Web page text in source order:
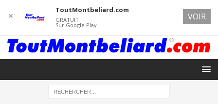
✕
ToutMontbeliard.com
GRATUIT
Sur Google Play
VOIR